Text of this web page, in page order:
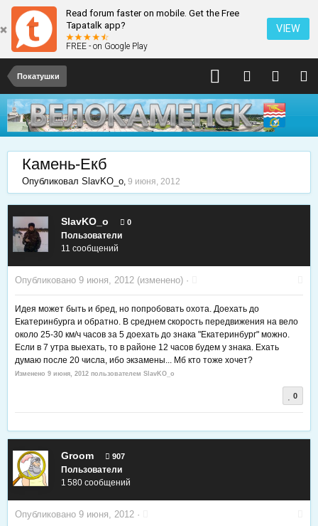
Read forum faster on mobile. Get the Free
Tapatalk app?
FREE - on Google Play
VIEW
Покатушки
Камень-Екб
Опубликовал SlavKO_o, 9 июня, 2012
SlavKO_o 0
Пользователи
11 сообщений
Опубликовано 9 июня, 2012 (изменено) ·
Идея может быть и бред, но попробовать охота. Доехать до
Екатеринбурга и обратно. В среднем скорость передвижения на вело
около 25-30 км/ч часов за 5 доехать до знака "Екатеринбург" можно.
Если в 7 утра выехать, то в районе 12 часов будем у знака. Ехать
думаю после 20 числа, ибо экзамены... Мб кто тоже хочет?
Изменено 9 июня, 2012 пользователем SlavKO_o
0
Groom 907
Пользователи
1 580 сообщений
Опубликовано 9 июня, 2012 ·